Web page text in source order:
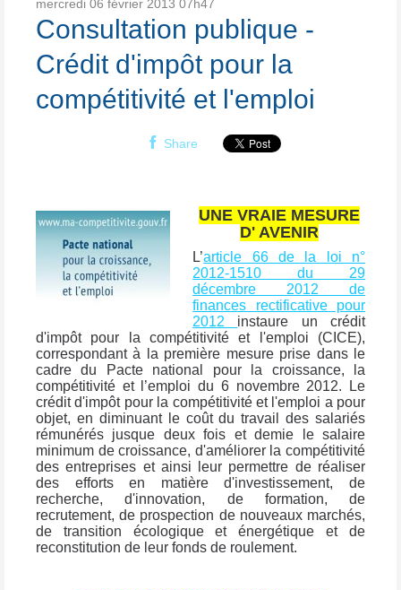
mercredi 06 février 2013 07h47
Consultation publique -
Crédit d'impôt pour la
compétitivité et l'emploi
Share
UNE VRAIE MESURE
D' AVENIR
L’article 66 de la loi n°
2012-1510 du 29
décembre 2012 de
finances rectificative pour
2012 instaure un crédit
d'impôt pour la compétitivité et l'emploi (CICE),
correspondant à la première mesure prise dans le
cadre du Pacte national pour la croissance, la
compétitivité et l’emploi du 6 novembre 2012. Le
crédit d'impôt pour la compétitivité et l'emploi a pour
objet, en diminuant le coût du travail des salariés
rémunérés jusque deux fois et demie le salaire
minimum de croissance, d'améliorer la compétitivité
des entreprises et ainsi leur permettre de réaliser
des efforts en matière d'investissement, de
recherche, d'innovation, de formation, de
recrutement, de prospection de nouveaux marchés,
de transition écologique et énergétique et de
reconstitution de leur fonds de roulement.